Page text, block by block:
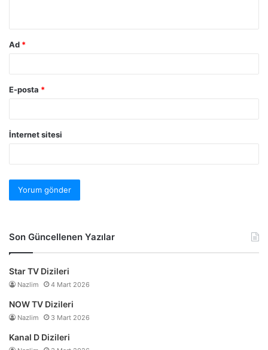
Ad *
E-posta *
İnternet sitesi
Son Güncellenen Yazılar
Star TV Dizileri
Nazlim 4 Mart 2026
NOW TV Dizileri
Nazlim 3 Mart 2026
Kanal D Dizileri